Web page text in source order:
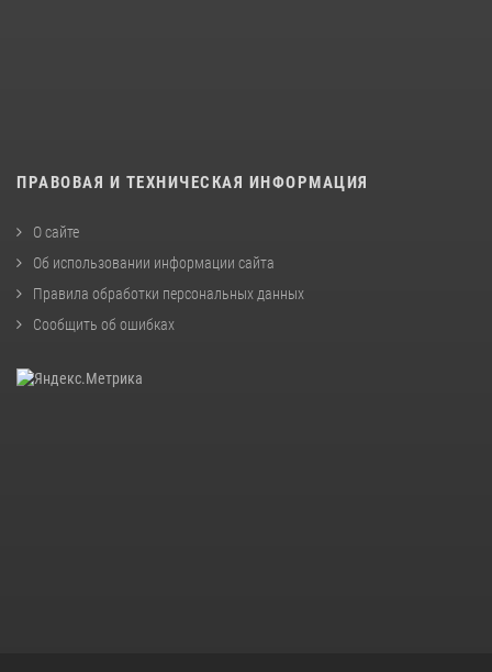
ПРАВОВАЯ И ТЕХНИЧЕСКАЯ ИНФОРМАЦИЯ
О сайте
Об использовании информации сайта
Правила обработки персональных данных
Сообщить об ошибках